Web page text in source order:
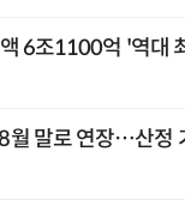
액 6조1100억 '역대
월 말로 연장…산정